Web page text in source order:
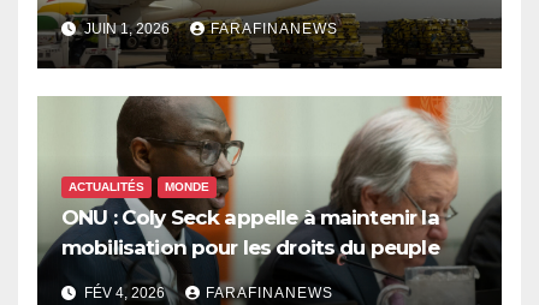
innovations d’Air Sénégal SA
JUIN 1, 2026 FARAFINANEWS
ACTUALITÉS MONDE
ONU : Coly Seck appelle à maintenir la
mobilisation pour les droits du peuple
palestinien
FÉV 4, 2026 FARAFINANEWS